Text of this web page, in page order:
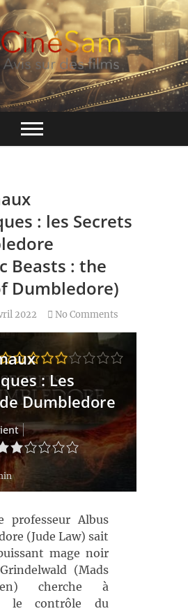
CinéSam
: les Secrets
Beasts : the
Dumbledore)
2022 No Comments
: Les
Dumbledore
professeur Albus
(Jude Law) sait
mage noir
(Mads
cherche à
le contrôle du